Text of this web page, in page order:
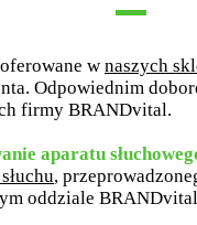
w naszych
Odpowiednim
firmy BRANDvital.
aparatu
,
oddziale